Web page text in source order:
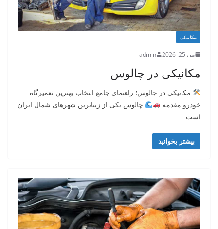
مکانیکی
می 25, 2026 admin
مکانیکی در چالوس
مکانیکی در چالوس؛ راهنمای جامع انتخاب بهترین تعمیرگاه
خودرو مقدمه
چالوس یکی از زیباترین شهرهای شمال ایران
است
بیشتر بخوانید